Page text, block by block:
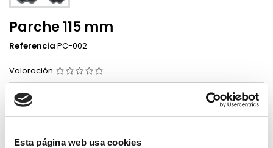
Esta página web usa cookies
Parche 115 mm
Referencia PC-002
Valoración
Parche para cubierta de neumatico 115 mm 10 Pcs/Caja 2 Lonas